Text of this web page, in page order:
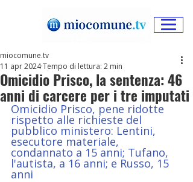
Omicidio Prisco, la sentenza: 46
anni di carcere per i tre imputati
miocomune.tv
11 apr 2024Tempo di lettura: 2 min
Omicidio Prisco, pene ridotte
rispetto alle richieste del
pubblico ministero: Lentini,
esecutore materiale,
condannato a 15 anni; Tufano,
l'autista, a 16 anni; e Russo, 15
anni